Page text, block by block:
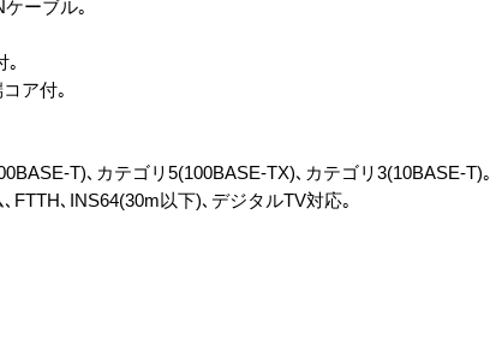
ーブル｡
｡
ア付｡
T)､カテゴリ5(100BASE-TX)､カテゴリ3(10BASE-T)｡
FTTH､INS64(30m以下)､デジタルTV対応｡